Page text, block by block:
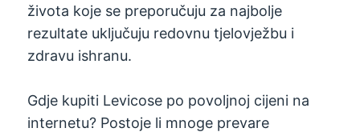
života koje se preporučuju za najbolje
rezultate uključuju redovnu tjelovježbu i
zdravu ishranu.
Gdje kupiti Levicose po povoljnoj cijeni na
internetu? Postoje li mnoge prevare